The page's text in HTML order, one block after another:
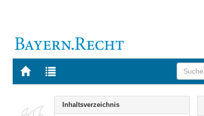
Zur
BAYERN.RECHT
Zur
letzten
Navigation
Inhaltsverzeichnis